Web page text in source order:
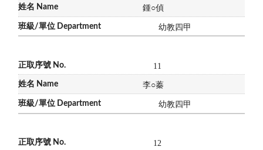
鍾○偵
幼教四甲
11
李○蓁
幼教四甲
12